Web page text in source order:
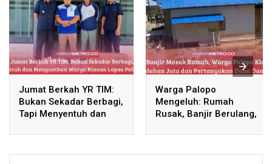
Jumat Berkah YR TIM:
Bukan Sekadar Berbagi,
Tapi Menyentuh dan
Binaan Lapas Pohuwato
Warga Palopo
Mengeluh: Rumah
Rusak, Banjir Berulang,
Bulangita-Teratai